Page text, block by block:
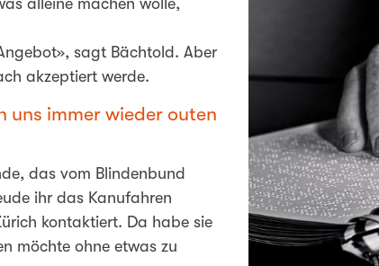
alleine machen wolle,
sagt Bächtold. Aber
akzeptiert werde.
uns immer wieder outen
das vom Blindenbund
ihr das Kanufahren
kontaktiert. Da habe sie
möchte ohne etwas zu